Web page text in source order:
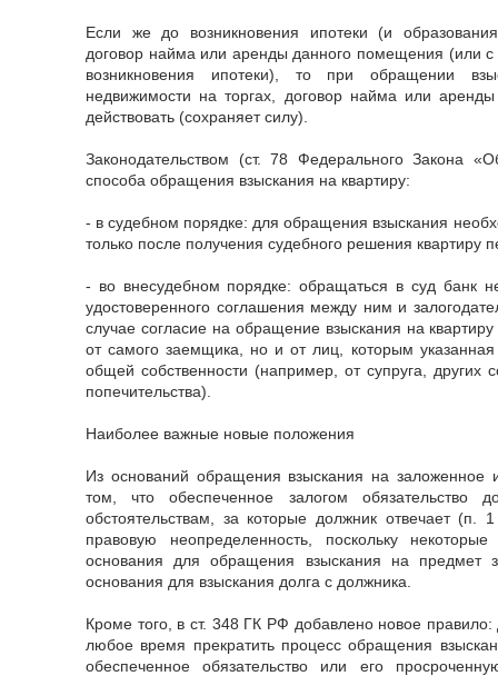
Если же до возникновения ипотеки (и
договор найма или аренды данного помещения (или с
возникновения ипотеки), то при обращении
недвижимости на торгах, договор найма или
действовать (сохраняет силу).
Законодательством (ст. 78 Федерального Закона
способа обращения взыскания на квартиру:
- в судебном порядке: для обращения взыскания
только после получения судебного решения квартиру
- во внесудебном порядке: обращаться в суд банк
удостоверенного соглашения между ним и
случае согласие на обращение взыскания на
от самого заемщика, но и от лиц, которым
общей собственности (например, от супруга, других
попечительства).
Наиболее важные новые положения
Из оснований обращения взыскания на заложенное
том, что обеспеченное залогом
обстоятельствам, за которые должник отвечает
правовую неопределенность, поскольку
основания для обращения взыскания на предмет
основания для взыскания долга с должника.
Кроме того, в ст. 348 ГК РФ добавлено новое правило:
любое время прекратить процесс обращения
обеспеченное обязательство или его